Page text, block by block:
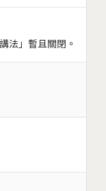
法」暫且關閉。